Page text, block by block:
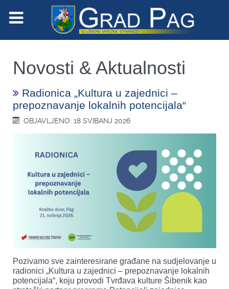
Novosti & Aktualnosti
Radionica „Kultura u zajednici –
prepoznavanje lokalnih potencijala“
OBJAVLJENO: 18 SVIBANJ 2026
Pozivamo sve zainteresirane građane na sudjelovanje u
radionici „Kultura u zajednici – prepoznavanje lokalnih
potencijala“, koju provodi Tvrđava kulture Šibenik kao